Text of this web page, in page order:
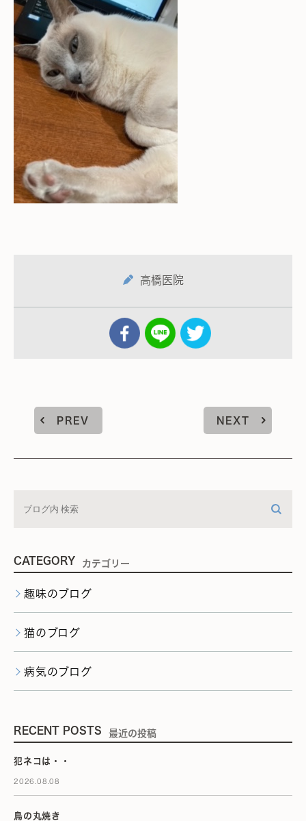
高橋医院
PREV NEXT
CATEGORY カテゴリー
趣味のブログ
猫のブログ
病気のブログ
RECENT POSTS 最近の投稿
犯ネコは・・
2026.08.08
鳥の丸焼き